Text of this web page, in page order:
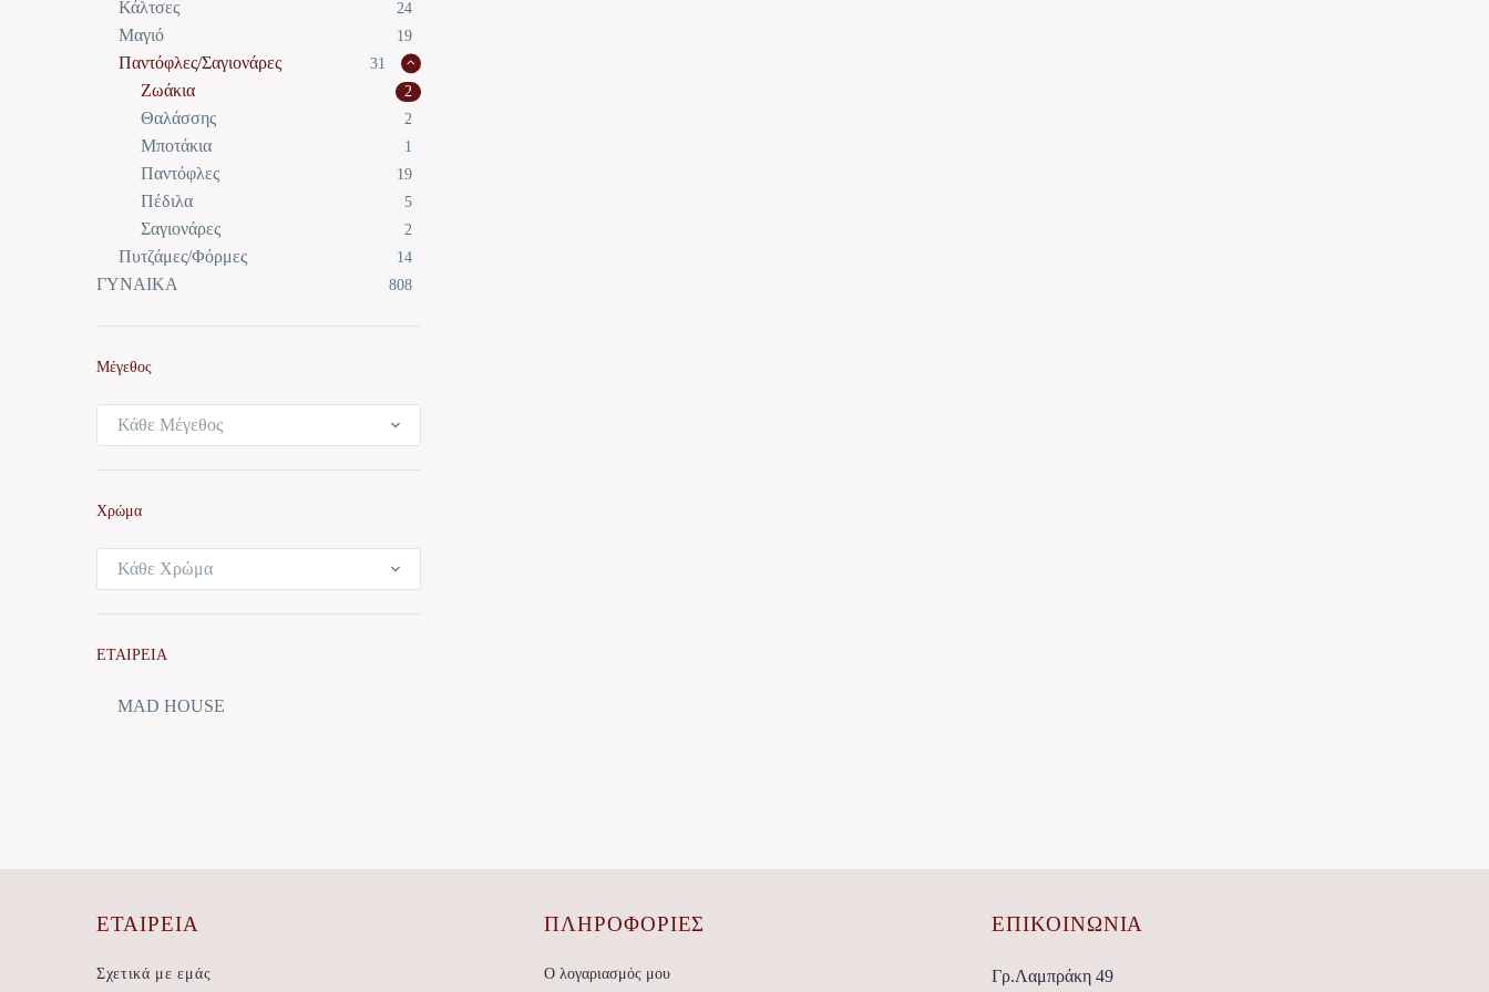
Κάλτσες 24
Μαγιό 19
Παντόφλες/Σαγιονάρες 31
Ζωάκια 2
Θαλάσσης 2
Μποτάκια 1
Παντόφλες 19
Πέδιλα 5
Σαγιονάρες 2
Πυτζάμες/Φόρμες 14
ΓΥΝΑΙΚΑ 808
Μέγεθος
Κάθε Μέγεθος
Χρώμα
Κάθε Χρώμα
ΕΤΑΙΡΕΙΑ
MAD HOUSE
ΕΤΑΙΡΕΊΑ
Σχετικά με εμάς
ΠΛΗΡΟΦΟΡΙΕΣ
Ο λογαριασμός μου
ΕΠΙΚΟΙΝΩΝΊΑ
Γρ.Λαμπράκη 49